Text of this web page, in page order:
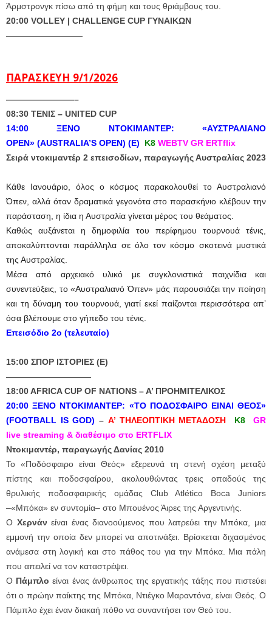
Άρμστρονγκ πίσω από τη φήμη και τους θριάμβους του.
20:00 VOLLEY | CHALLENGE CUP ΓΥΝΑΙΚΩΝ
—————————
ΠΑΡΑΣΚΕΥΗ 9/1/2026
————————–
08:30 ΤΕΝΙΣ – UNITED CUP
14:00 ΞΕΝΟ ΝΤΟΚΙΜΑΝΤΕΡ: «ΑΥΣΤΡΑΛΙΑΝΟ
ΟPEN» (AUSTRALIA’S OPEN) (Ε) Κ8 WEBTV GR ERTflix
Σειρά ντοκιμαντέρ 2 επεισοδίων, παραγωγής Αυστραλίας 2023
Κάθε Ιανουάριο, όλος ο κόσμος παρακολουθεί το Αυστραλιανό
Όπεν, αλλά όταν δραματικά γεγονότα στο παρασκήνιο κλέβουν την
παράσταση, η ίδια η Αυστραλία γίνεται μέρος του θεάματος.
Καθώς αυξάνεται η δημοφιλία του περίφημου τουρνουά τένις,
αποκαλύπτονται παράλληλα σε όλο τον κόσμο σκοτεινά μυστικά
της Αυστραλίας.
Μέσα από αρχειακό υλικό με συγκλονιστικά παιχνίδια και
συνεντεύξεις, το «Αυστραλιανό Όπεν» μάς παρουσιάζει την ποίηση
και τη δύναμη του τουρνουά, γιατί εκεί παίζονται περισσότερα απ’
όσα βλέπουμε στο γήπεδο του τένις.
Eπεισόδιο 2ο (τελευταίο)
15:00 ΣΠΟΡ ΙΣΤΟΡΙΕΣ (Ε)
——————————
18:00 AFRICA CUP OF NATIONS – A’ ΠΡΟΗΜΙΤΕΛΙΚΟΣ
20:00 ΞΕΝΟ ΝΤΟΚΙΜΑΝΤΕΡ: «ΤΟ ΠΟΔΟΣΦΑΙΡΟ ΕΙΝΑΙ ΘΕΟΣ»
(FOOTBALL IS GOD) – A’ ΤΗΛΕΟΠΤΙΚΗ ΜΕΤΑΔΟΣΗ Κ8
GR
live streaming & διαθέσιμο στο ERTFLIX
Ντοκιμαντέρ, παραγωγής Δανίας 2010
Το «Ποδόσφαιρο είναι Θεός» εξερευνά τη στενή σχέση μεταξύ
πίστης και ποδοσφαίρου, ακολουθώντας τρεις οπαδούς της
θρυλικής ποδοσφαιρικής ομάδας Club Atlético Boca Juniors
–«Μπόκα» εν συντομία– στο Μπουένος Άιρες της Αργεντινής.
Ο Χερνάν είναι ένας διανοούμενος που λατρεύει την Μπόκα, μια
εμμονή την οποία δεν μπορεί να αποτινάξει. Βρίσκεται διχασμένος
ανάμεσα στη λογική και στο πάθος του για την Μπόκα. Μια πάλη
που απειλεί να τον καταστρέψει.
Ο Πάμπλο είναι ένας άνθρωπος της εργατικής τάξης που πιστεύει
ότι ο πρώην παίκτης της Μπόκα, Ντιέγκο Μαραντόνα, είναι Θεός. Ο
Πάμπλο έχει έναν διακαή πόθο να συναντήσει τον Θεό του.